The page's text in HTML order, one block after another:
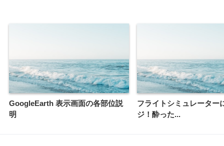
GoogleEarth 表示画面の各部位説
明
フライトシミュレーター
ジ！酔った...